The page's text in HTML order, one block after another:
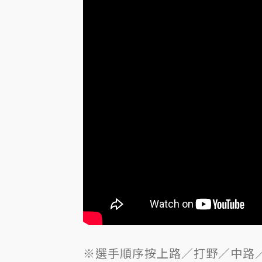
※選手順序按上路／打野／中路